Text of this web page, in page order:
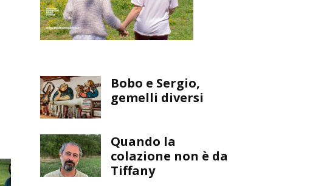
Bobo e Sergio,
gemelli diversi
Quando la
colazione non è da
Tiffany